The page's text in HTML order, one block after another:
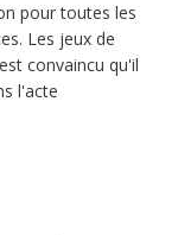
pour toutes les
Les jeux de
convaincu qu'il
l'acte